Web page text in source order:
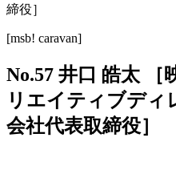
締役］
[msb! caravan]
No.57 井口 皓太 ［
リエイティブディ
会社代表取締役］